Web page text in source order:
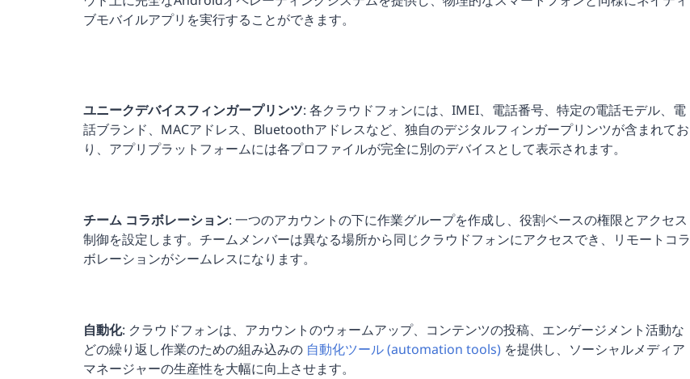
ブモバイルアプリを実行することができます。
ユニークデバイスフィンガープリンツ: 各クラウドフォンには、IMEI、電話番号、特定の電話モデル、電
話ブランド、MACアドレス、Bluetoothアドレスなど、独自のデジタルフィンガープリンツが含まれてお
り、アプリプラットフォームには各プロファイルが完全に別のデバイスとして表示されます。
チーム コラボレーション: 一つのアカウントの下に作業グループを作成し、役割ベースの権限とアクセス
制御を設定します。チームメンバーは異なる場所から同じクラウドフォンにアクセスでき、リモートコラ
ボレーションがシームレスになります。
自動化: クラウドフォンは、アカウントのウォームアップ、コンテンツの投稿、エンゲージメント活動な
どの繰り返し作業のための組み込みの 自動化ツール (automation tools) を提供し、ソーシャルメディア
マネージャーの生産性を大幅に向上させます。